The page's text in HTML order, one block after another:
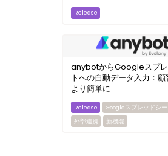
anybotからGoogleスプレ
トへの自動データ入力：顧
より簡単に
Googleスプレッドシー
外部連携
新機能